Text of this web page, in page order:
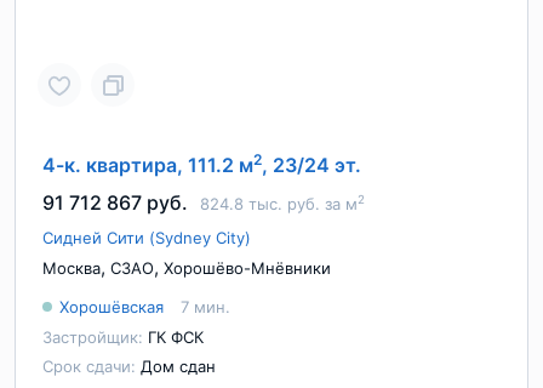
4-к. квартира, 111.2 м2, 23/24 эт.
91 712 867 руб.
824.8 тыс. руб. за м2
Сидней Сити (Sydney City)
Москва, СЗАО, Хорошёво-Мнёвники
Хорошёвская
7 мин.
Застройщик: ГК ФСК
Срок сдачи: Дом сдан